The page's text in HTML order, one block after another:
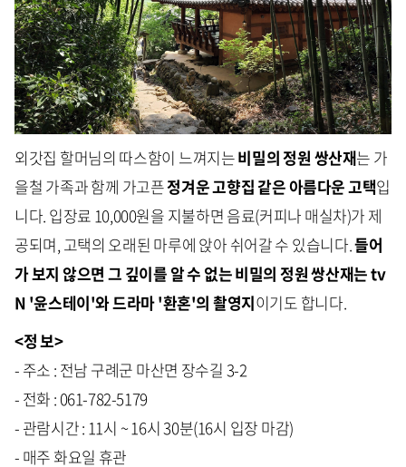
외갓집 할머님의 따스함이 느껴지는비밀의 정원 쌍산재는 가
을철 가족과 함께 가고픈정겨운 고향집 같은 아름다운 고택입
니다. 입장료 10,000원을 지불하면 음료(커피나 매실차)가 제
공되며, 고택의 오래된 마루에 앉아 쉬어갈 수 있습니다.들어
가 보지 않으면 그 깊이를 알 수 없는 비밀의 정원 쌍산재는 tv
N '윤스테이'와 드라마 '환혼'의 촬영지이기도 합니다.
<정 보>
- 주소 : 전남 구례군 마산면 장수길 3-2
- 전화 : 061-782-5179
- 관람시간 : 11시 ~ 16시 30분(16시 입장 마감)
- 매주 화요일 휴관